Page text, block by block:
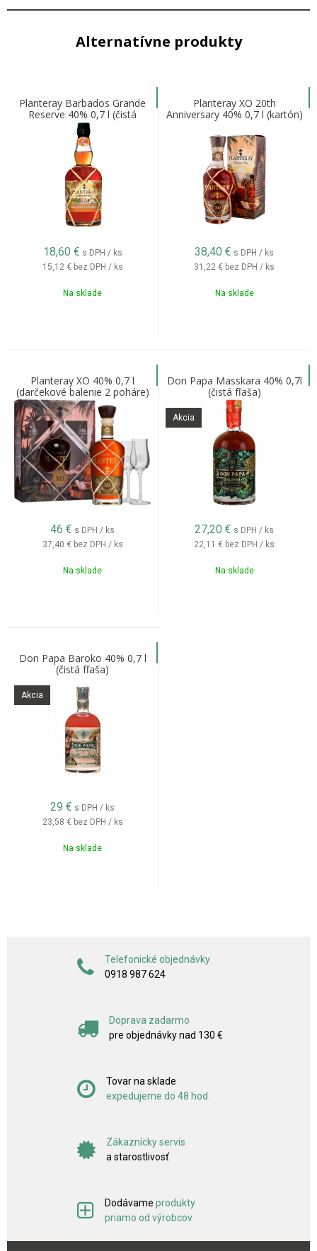
Alternatívne produkty
Planteray Barbados Grande
Reserve 40% 0,7 l (čistá
fľaša)
18,60 € s DPH / ks
15,12 € bez DPH / ks
Na sklade
Planteray XO 20th
Anniversary 40% 0,7 l (kartón)
38,40 € s DPH / ks
31,22 € bez DPH / ks
Na sklade
Planteray XO 40% 0,7 l
(darčekové balenie 2 poháre)
46 € s DPH / ks
37,40 € bez DPH / ks
Na sklade
Don Papa Masskara 40% 0,7l
(čistá fľaša)
Akcia
27,20 € s DPH / ks
22,11 € bez DPH / ks
Na sklade
Don Papa Baroko 40% 0,7 l
(čistá fľaša)
Akcia
29 € s DPH / ks
23,58 € bez DPH / ks
Na sklade
Telefonické objednávky
0918 987 624
Doprava zadarmo
pre objednávky nad 130 €
Tovar na sklade
expedujeme do 48 hod.
Zákaznícky servis
a starostlivosť
Dodávame produkty
priamo od výrobcov